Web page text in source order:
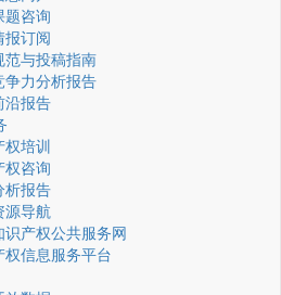
题咨询
报订阅
范与投稿指南
争力分析报告
沿报告
权培训
权咨询
析报告
源导航
识产权公共服务网
权信息服务平台